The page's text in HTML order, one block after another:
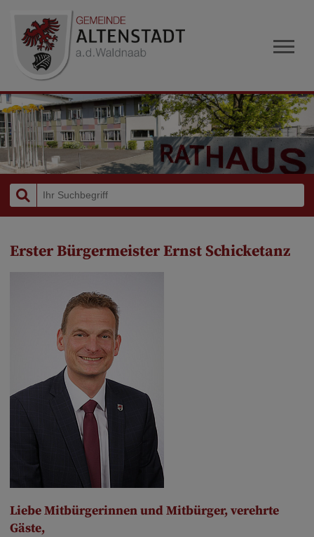
Erster Bürgermeister Ernst Schicketanz
Liebe Mitbürgerinnen und Mitbürger, verehrte
Gäste,